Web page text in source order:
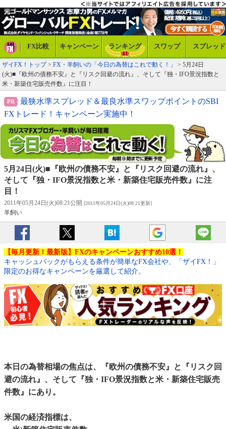
FX比較 キャンペーン ランキング スワップ スプレッド
ザイFX！トップ> FX・羊飼いの「今日の為替はこれで動く！」
> 5月24日
(火)■『欧州の債務不安』と『リスク回避の流れ』、そして『独・IFO景況指数と
米・新築住宅販売件数』に注目！
最狭水準スプレッド＆最良水準スワップポイントのSBI
FXトレード！キャンペーン実施中！
5月24日(火)■『欧州の債務不安』と『リスク回避の流れ』、
そして『独・IFO景況指数と米・新築住宅販売件数』に注
目！
2011年05月24日(火)08:21公開 [2011年05月24日(火)08:21更新]
羊飼い
【毎月更新！最新版】FXのキャンペーンおすすめ10選！
キャッシュバックがもらえる条件が簡単なFX会社や、「ザイFX！」
限定のお得なキャンペーンを厳選して紹介。
本日の為替相場の焦点は、『欧州の債務不安』と『リスク回
避の流れ』、そして『独・IFO景況指数と米・新築住宅販売
件数』にあり。
米国の経済指標は、